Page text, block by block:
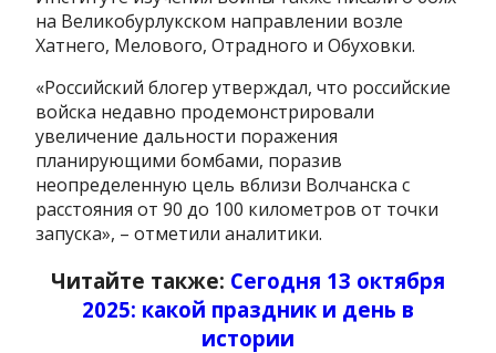
на Великобурлукском направлении возле
Хатнего, Мелового, Отрадного и Обуховки.
«Российский блогер утверждал, что российские
войска недавно продемонстрировали
увеличение дальности поражения
планирующими бомбами, поразив
неопределенную цель вблизи Волчанска с
расстояния от 90 до 100 километров от точки
запуска», – отметили аналитики.
Читайте также: Сегодня 13 октября
2025: какой праздник и день в
истории